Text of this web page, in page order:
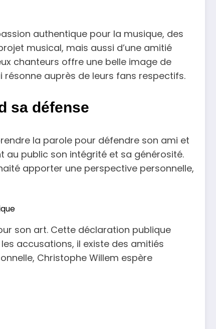
authentique pour la musique, des
musical, mais aussi d’une amitié
chanteurs offre une belle image de
auprès de leurs fans respectifs.
sa défense
la parole pour défendre son ami et
au public son intégrité et sa générosité.
apporter une perspective personnelle,
son art. Cette déclaration publique
accusations, il existe des amitiés
Christophe Willem espère